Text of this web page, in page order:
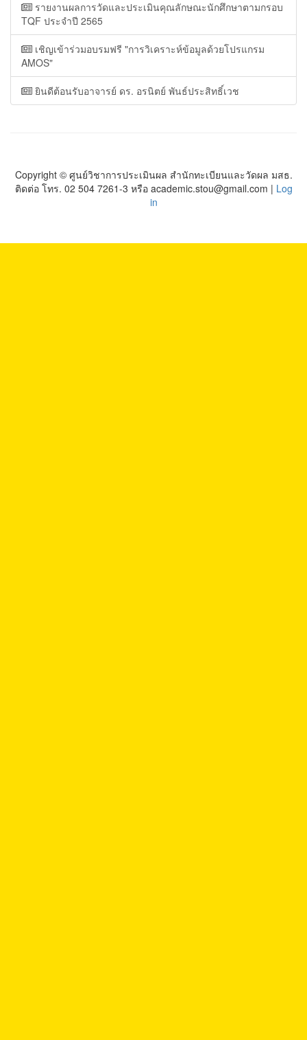
รายงานผลการวัดและประเมินคุณลักษณะนักศึกษาตามกรอบ
TQF ประจำปี 2565
เชิญเข้าร่วมอบรมฟรี "การวิเคราะห์ข้อมูลด้วยโปรแกรม
AMOS"
ยินดีต้อนรับอาจารย์ ดร. อรนิตย์ พันธ์ประสิทธิ์เวช
Copyright © ศูนย์วิชาการประเมินผล สำนักทะเบียนและวัดผล มสธ.
ติดต่อ โทร. 02 504 7261-3 หรือ academic.stou@gmail.com | Log
in